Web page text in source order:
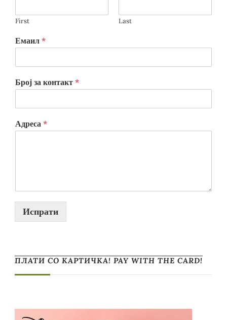
First Last
Емаил *
Број за контакт *
Адреса *
Испрати
ПЛАТИ СО КАРТИЧКА! PAY WITH THE CARD!